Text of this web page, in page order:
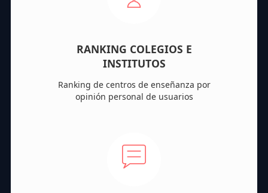
RANKING COLEGIOS E
INSTITUTOS
Ranking de centros de enseñanza por
opinión personal de usuarios